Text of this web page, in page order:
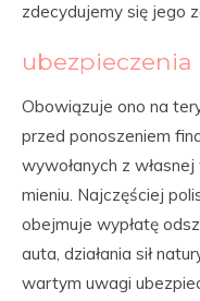
zdecydujemy się jego
ubezpieczenia
Obowiązuje ono na
przed ponoszeniem
wywołanych z
mieniu. Najczęściej
obejmuje wypłatę
auta, działania sił
wartym uwagi